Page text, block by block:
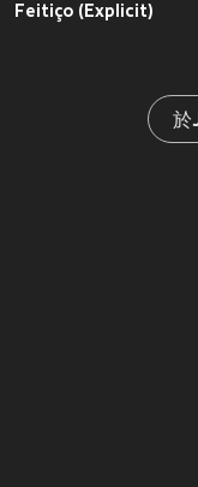
Feitiço (Explicit)
於